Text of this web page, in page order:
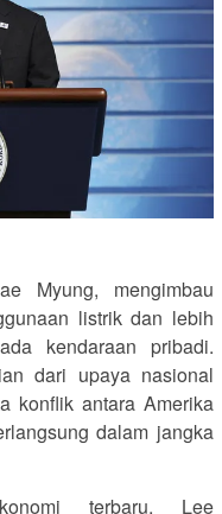
Myung, mengimbau
listrik dan lebih
kendaraan pribadi.
dari upaya nasional
konflik antara Amerika
dalam jangka
terbaru, Lee